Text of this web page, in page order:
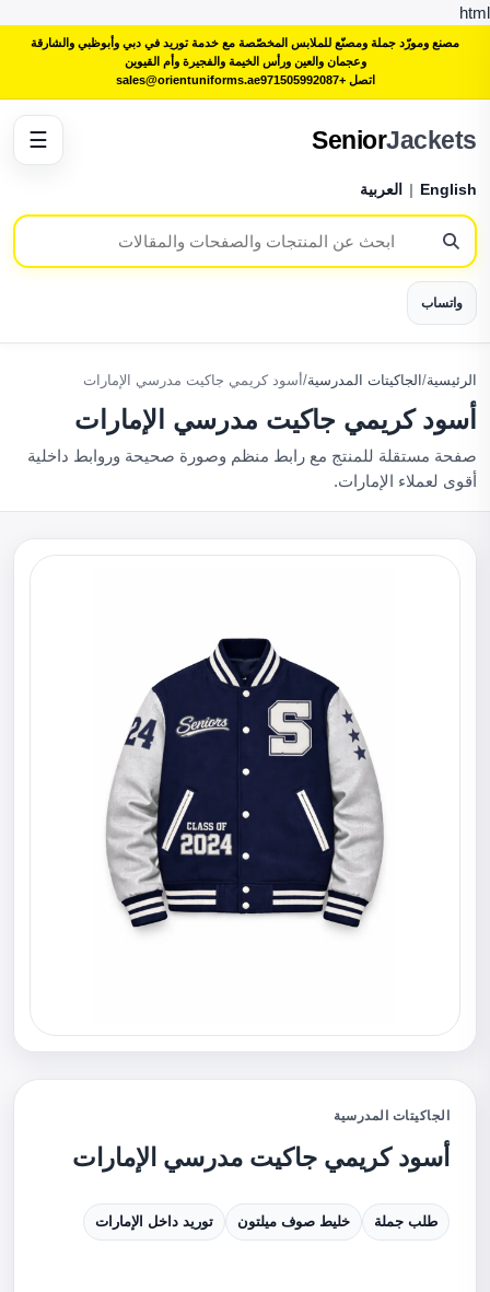
html
مصنع ومورّد جملة ومصنّع للملابس المخصّصة مع خدمة توريد في دبي وأبوظبي والشارقة
وعجمان والعين ورأس الخيمة والفجيرة وأم القيوين
اتصل +971505992087
sales@orientuniforms.ae
SeniorJackets
English
| العربية
واتساب
☰
الرئيسية/ الجاكيتات المدرسية/أسود كريمي جاكيت مدرسي الإمارات
أسود كريمي جاكيت مدرسي الإمارات
صفحة مستقلة للمنتج مع رابط منظم وصورة صحيحة وروابط داخلية
أقوى لعملاء الإمارات.
الجاكيتات المدرسية
أسود كريمي جاكيت مدرسي الإمارات
طلب جملة خليط صوف ميلتون توريد داخل الإمارات